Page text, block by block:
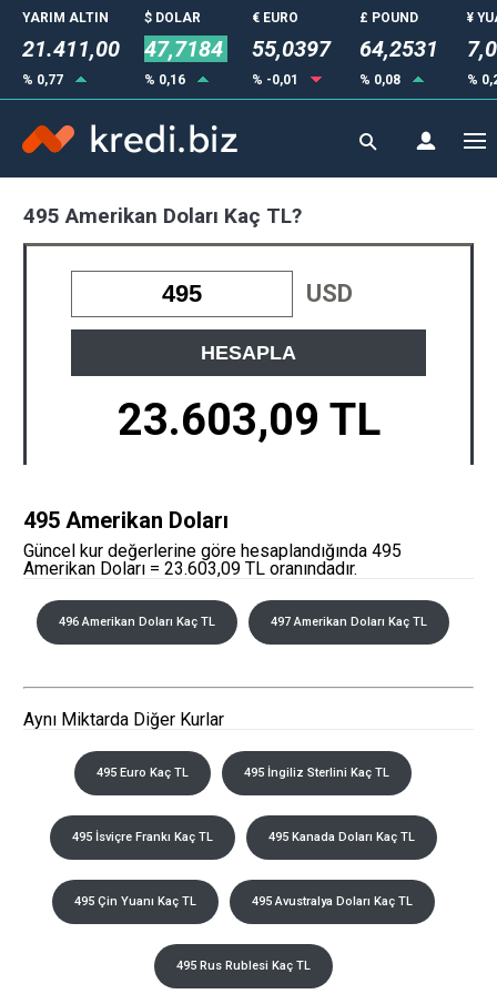
YARIM ALTIN
21.411,00
% 0,77
$ DOLAR
47,7184
% 0,16
€ EURO
55,0397
% -0,01
£ POUND
64,2531
% 0,08
¥
%
495 Amerikan Doları Kaç TL?
USD
HESAPLA
23.603,09 TL
495 Amerikan Doları
Güncel kur değerlerine göre hesaplandığında 495
Amerikan Doları = 23.603,09 TL oranındadır.
496 Amerikan Doları Kaç TL 497 Amerikan Doları Kaç TL
Aynı Miktarda Diğer Kurlar
495 Euro Kaç TL 495 İngiliz Sterlini Kaç TL
495 İsviçre Frankı Kaç TL 495 Kanada Doları Kaç TL
495 Çin Yuanı Kaç TL 495 Avustralya Doları Kaç TL
495 Rus Rublesi Kaç TL